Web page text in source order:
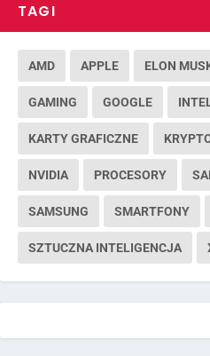
TAGI
AMD APPLE ELON
GAMING GOOGLE
KARTY GRAFICZNE
NVIDIA PROCESORY
SAMSUNG SMARTFONY
SZTUCZNA INTELIGENCJA